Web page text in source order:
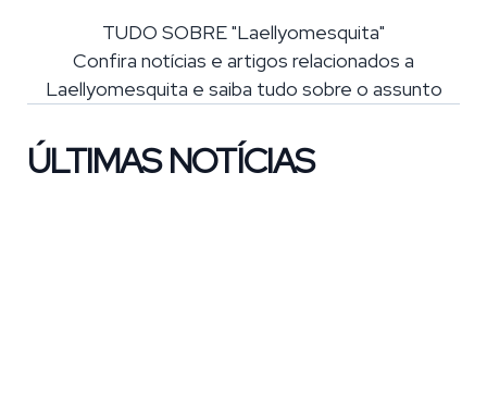
TUDO SOBRE "Laellyomesquita"
Confira notícias e artigos relacionados a
Laellyomesquita e saiba tudo sobre o assunto
ÚLTIMAS NOTÍCIAS